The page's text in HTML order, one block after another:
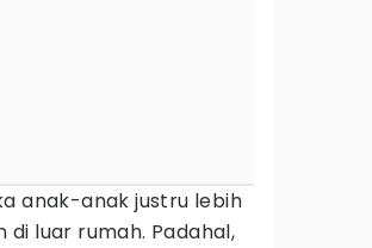
anak-anak justru lebih
luar rumah. Padahal,